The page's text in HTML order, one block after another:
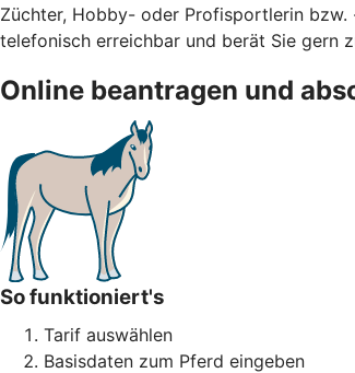
Züchter, Hobby- oder Profisportlerin bzw.
telefonisch erreichbar und berät Sie gern
Online beantragen und
So funktioniert's
Tarif auswählen
Basisdaten zum Pferd eingeben